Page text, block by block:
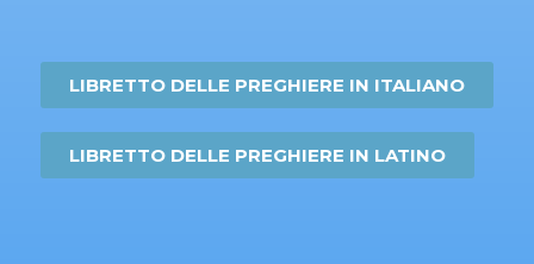
LIBRETTO DELLE PREGHIERE IN ITALIANO
LIBRETTO DELLE PREGHIERE IN LATINO